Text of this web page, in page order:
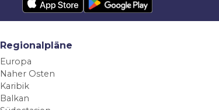
Regionalpläne
Europa
Naher Osten
Karibik
Balkan